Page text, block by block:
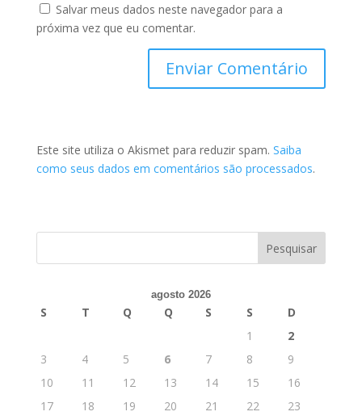
Salvar meus dados neste navegador para a
próxima vez que eu comentar.
Este site utiliza o Akismet para reduzir spam. Saiba
como seus dados em comentários são processados.
agosto 2026
S T Q Q S S
D
1
2
3
4 5 6 7 8
9
10
11 12 13 14 15
16
17
18 19 20 21 22
23